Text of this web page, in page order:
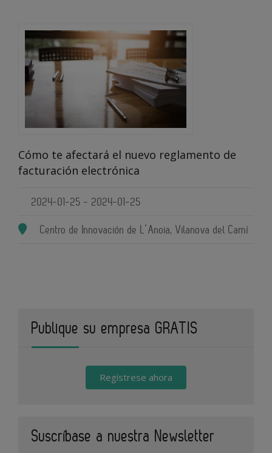
Cómo te afectará el nuevo reglamento de
facturación electrónica
2024-01-25 - 2024-01-25
Centro de Innovación de L´Anoia, Vilanova del Camí
Publique su empresa GRATIS
Regístrese ahora
Suscríbase a nuestra Newsletter